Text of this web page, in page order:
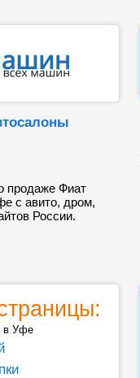
продаже Фиат
с авито, дром,
России.
в Уфе